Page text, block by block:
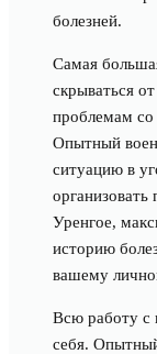
болезней.
Самая
скрываться
проблемам со
Опытный
ситуацию в
Уренгое,
историю
вашему
Всю работу с
себя.